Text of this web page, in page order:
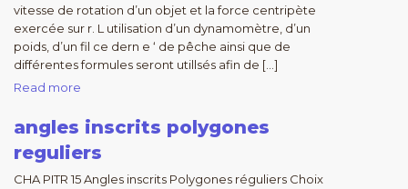
vitesse de rotation d’un objet et la force centripète
exercée sur r. L utilisation d’un dynamomètre, d’un
poids, d’un fil ce dern e ‘ de pêche ainsi que de
différentes formules seront utillsés afin de […]
Read more
angles inscrits polygones
reguliers
CHA PITR 15 Angles inscrits Polygones réguliers Choix